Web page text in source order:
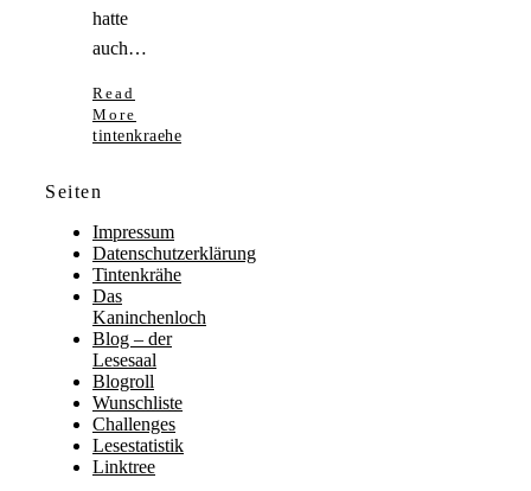
hatte
auch…
Read
More
tintenkraehe
Seiten
Impressum
Datenschutzerklärung
Tintenkrähe
Das
Kaninchenloch
Blog – der
Lesesaal
Blogroll
Wunschliste
Challenges
Lesestatistik
Linktree